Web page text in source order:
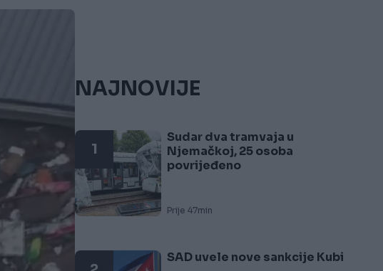
NAJNOVIJE
1
Sudar dva tramvaja u
Njemačkoj, 25 osoba
povrijeđeno
Prije 47min
SAD uvele nove sankcije Kubi